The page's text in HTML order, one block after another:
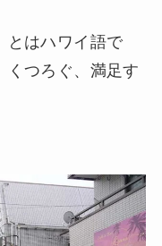
とはハワイ語で
くつろぐ、満足す